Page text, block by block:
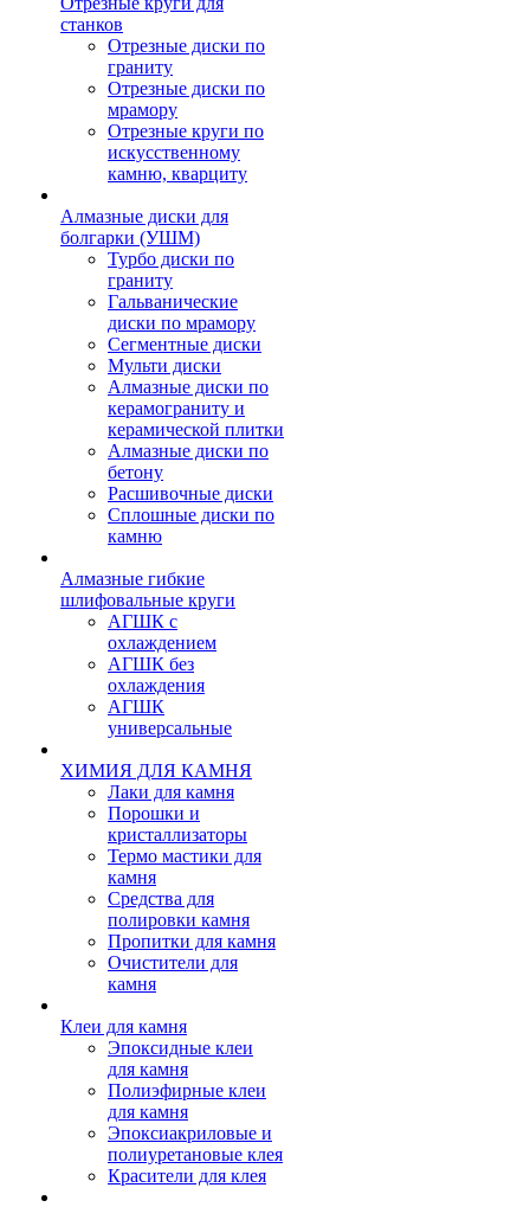
станков
Отрезные диски по
граниту
Отрезные диски по
мрамору
Отрезные круги по
искусственному
камню, кварциту
Алмазные диски для
болгарки (УШМ)
Турбо диски по
граниту
Гальванические
диски по мрамору
Сегментные диски
Мульти диски
Алмазные диски по
керамограниту и
керамической плитки
Алмазные диски по
бетону
Расшивочные диски
Сплошные диски по
камню
Алмазные гибкие
шлифовальные круги
АГШК с
охлаждением
АГШК без
охлаждения
АГШК
универсальные
ХИМИЯ ДЛЯ КАМНЯ
Лаки для камня
Порошки и
кристаллизаторы
Термо мастики для
камня
Средства для
полировки камня
Пропитки для камня
Очистители для
камня
Клеи для камня
Эпоксидные клеи
для камня
Полиэфирные клеи
для камня
Эпоксиакриловые и
полиуретановые клея
Красители для клея